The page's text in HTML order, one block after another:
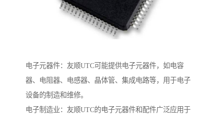
电子元器件：友顺UTC可能提供电子元器件，如电容
器、电阻器、电感器、晶体管、集成电路等，用于电子
设备的制造和维修。
电子制造业：友顺UTC的电子元器件和配件广泛应用于